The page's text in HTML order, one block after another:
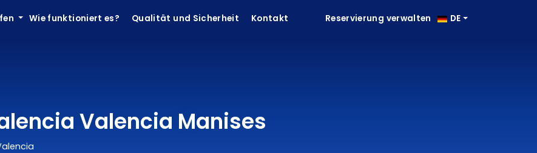
Wie funktioniert es? Qualität und Sicherheit Kontakt Reservierung verwalten DE
Valencia Manises